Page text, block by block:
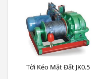
Tời Kéo Mặt Đất JK0.5